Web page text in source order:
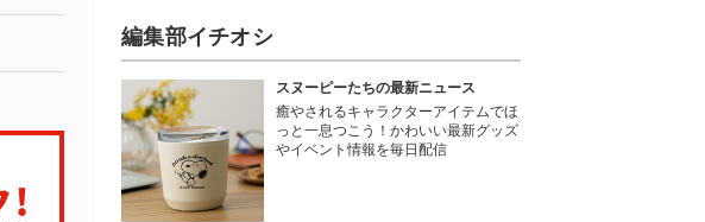
編集部イチオシ
スヌーピーたちの最新ニュース
癒やされるキャラクターアイテムでほ
っと一息つこう！かわいい最新グッズ
やイベント情報を毎日配信